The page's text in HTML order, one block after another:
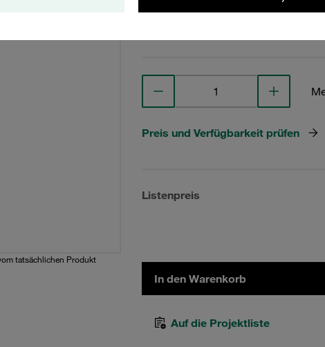
tatsächlichen Produkt
Preis und Verfügbarkeit prüfen
Listenpreis
In den Warenkorb
Auf die Projektliste